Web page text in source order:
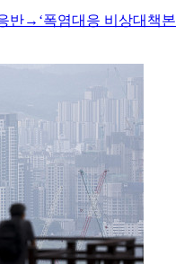
반→‘폭염대응 비상대책본